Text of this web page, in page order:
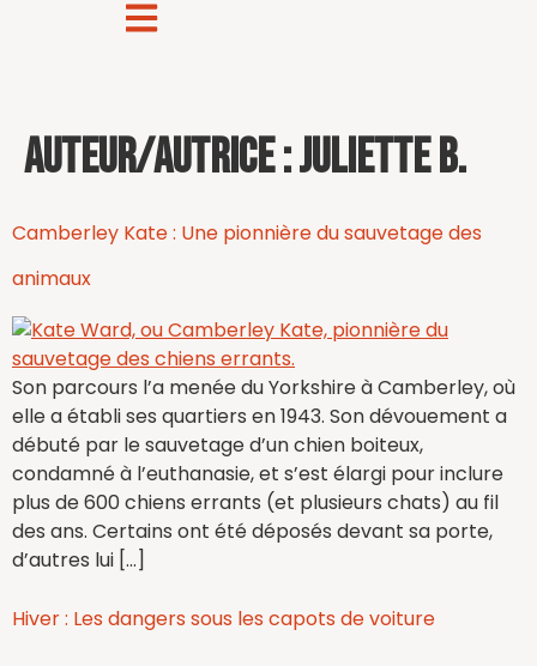
Auteur/autrice :Juliette B.
Camberley Kate : Une pionnière du sauvetage des
animaux
Son parcours l’a menée du Yorkshire à Camberley, où
elle a établi ses quartiers en 1943. Son dévouement a
débuté par le sauvetage d’un chien boiteux,
condamné à l’euthanasie, et s’est élargi pour inclure
plus de 600 chiens errants (et plusieurs chats) au fil
des ans. Certains ont été déposés devant sa porte,
d’autres lui […]
Hiver : Les dangers sous les capots de voiture